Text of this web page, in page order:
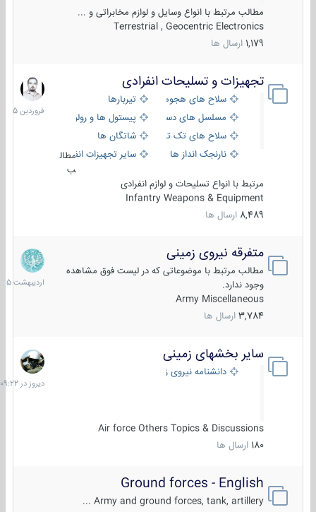
مطالب مرتبط با انواع وسایل و لوازم مخابراتی و ...
Terrestrial , Geocentric Electronics
1,179 ارسال ها
تجهیزات و تسلیحات انفرادی
سلاح های هجومی
تیربارها
مسلسل های دستی
پیستول ها و رولورها
سلاح های تک تیر اندازیشاتگان ها
نارنجک انداز ها
سایر تجهیزات انفرادی
مطال
ب
مرتبط با انواع تسلیحات و لوازم انفرادی
Infantry Weapons & Equipment
8,489 ارسال ها
17
فروردین
1405
متفرقه نیروی زمینی
مطالب مرتبط با موضوعاتی که در لیست فوق مشاهده
وجود ندارد.
Army Miscellaneous
3,784 ارسال ها
27
1405
سایر بخشهای زمینی
دانشنامه نیروی زمینی
Air force Others Topics & Discussions
180 ارسال ها
دیروز
در
09:22
Ground forces - English
Army and ground forces, tank, artillery ...